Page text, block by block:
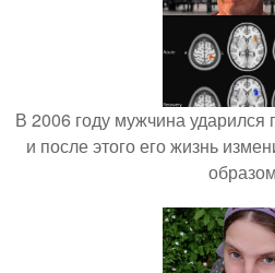
В 2006 году мужчина ударился
и после этого его жизнь